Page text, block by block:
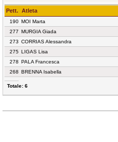
Pett. Atleta
190 MOI Marta
277 MURGIA Giada
273 CORRIAS Alessandra
275 LIGAS Lisa
278 PALA Francesca
268 BRENNA Isabella
Totale: 6